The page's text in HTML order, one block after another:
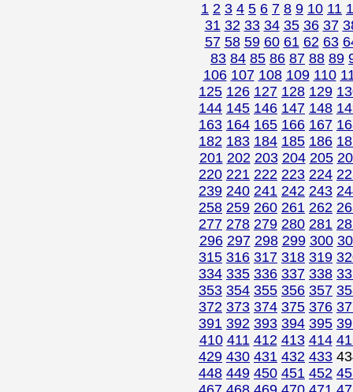
1 2 3 4 5 6 7 8 9 10 11
31 32 33 34 35 36 37
57 58 59 60 61 62 63
83 84 85 86 87 88 89
106 107 108 109 110
125 126 127 128 129
144 145 146 147 148
163 164 165 166 167
182 183 184 185 186
201 202 203 204 205
220 221 222 223 224
239 240 241 242 243
258 259 260 261 262
277 278 279 280 281
296 297 298 299 300
315 316 317 318 319
334 335 336 337 338
353 354 355 356 357
372 373 374 375 376
391 392 393 394 395
410 411 412 413 414
429 430 431 432 433
448 449 450 451 452